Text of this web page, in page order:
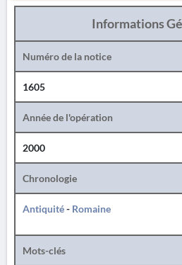
Informations
Numéro de la notice
1605
Année de l'opération
2000
Chronologie
Antiquité- Romaine
Mots-clés